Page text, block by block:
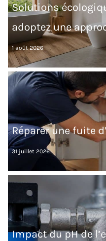
Solutions
adoptez une
1 août 2026
Réparer une fuite
31 juillet 2026
Impact du pH de